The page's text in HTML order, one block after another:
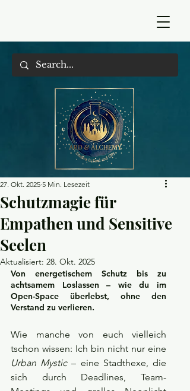
Schutzmagie für
Empathen und Sensitive
Seelen
27. Okt. 2025 5 Min. Lesezeit
Aktualisiert: 28. Okt. 2025
Von energetischem Schutz bis zu
achtsamem Loslassen – wie du im
Open-Space überlebst, ohne den
Verstand zu verlieren.
Wie manche von euch vielleich
Urban Mystic – eine Stadthexe, die
sich durch Deadlines, Team-